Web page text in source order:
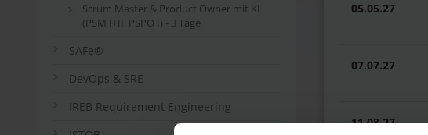
Scrum Master & Product Owner mit KI
(PSM I+II, PSPO I) - 3 Tage
SAFe®
DevOps & SRE
IREB Requirement Engineering
05.05.27
07.07.27
11.08.27